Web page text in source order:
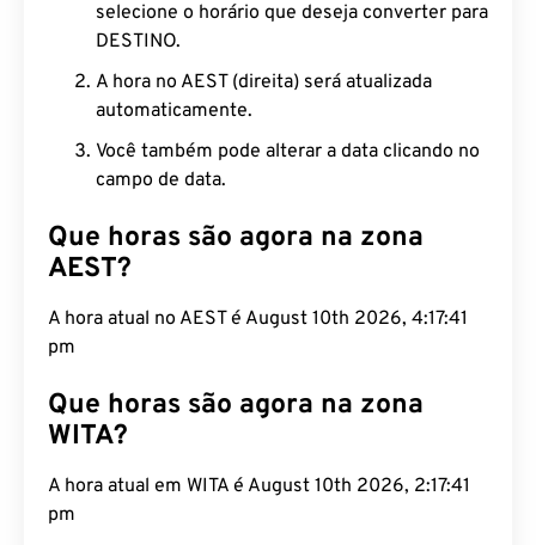
selecione o horário que deseja converter para
DESTINO.
A hora no AEST (direita) será atualizada
automaticamente.
Você também pode alterar a data clicando no
campo de data.
Que horas são agora na zona
AEST?
A hora atual no AEST é August 10th 2026, 4:17:42
pm
Que horas são agora na zona
WITA?
A hora atual em WITA é August 10th 2026, 2:17:42
pm